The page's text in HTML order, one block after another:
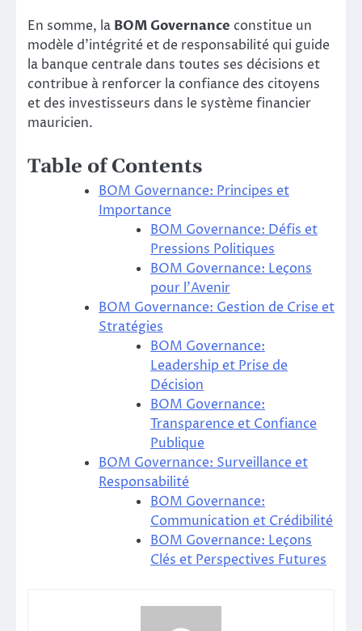
En somme, la BOM Governance constitue un
modèle d’intégrité et de responsabilité qui guide
la banque centrale dans toutes ses décisions et
contribue à renforcer la confiance des citoyens
et des investisseurs dans le système financier
mauricien.
Table of Contents
BOM Governance: Principes et
Importance
BOM Governance: Défis et
Pressions Politiques
BOM Governance: Leçons
pour l’Avenir
BOM Governance: Gestion de Crise et
Stratégies
BOM Governance:
Leadership et Prise de
Décision
BOM Governance:
Transparence et Confiance
Publique
BOM Governance: Surveillance et
Responsabilité
BOM Governance:
Communication et Crédibilité
BOM Governance: Leçons
Clés et Perspectives Futures